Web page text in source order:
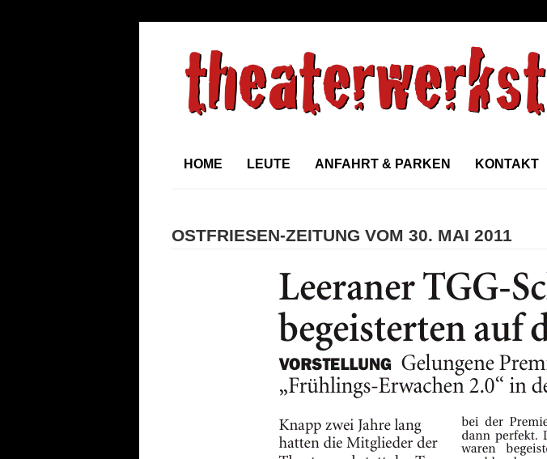
HOME LEUTE ANFAHRT & PARKEN KONTAKT
OSTFRIESEN-ZEITUNG VOM 30. MAI 2011